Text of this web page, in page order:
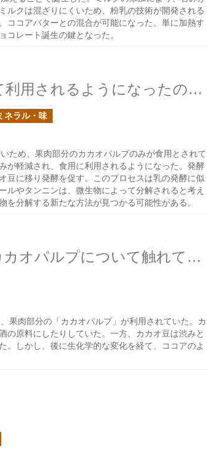
ルクは混ざりにくいため、粉乳の技術が開発される
ココアバターとの混合が可能になった。単に加熱す
コレート誕生の鍵となった。
渋くて苦いカカオ豆はどうして利用されるようになったのか？
ネラル・味
ため、果肉部分のカカオパルプのみが食用とされて
が軽減され、食用に利用されるようになった。発酵
豆に移り発酵を促す。このプロセスは乳の発酵に似
やタンニンは、微生物によって分解されると考え
分解する新たな方法が見つかる可能性がある。
カカオ豆の活用の歴史の前にカカオパルプについて触れておこう
果肉部分の「カカオパルプ」が利用されていた。カ
の原料にしたりしていた。一方、カカオ豆は渋みと
。しかし、後に生化学的な変化を経て、ココアのよ